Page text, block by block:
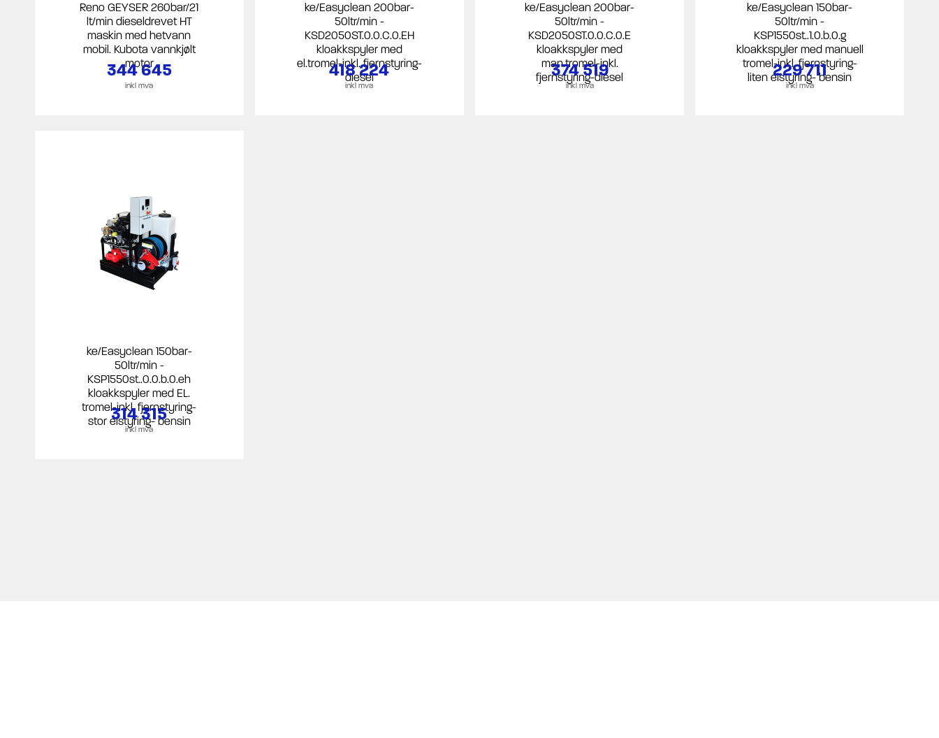
Reno GEYSER 260bar/21
lt/min dieseldrevet HT
maskin med hetvann
mobil. Kubota vannkjølt
motor
344 645
inkl mva
ke/Easyclean 200bar-
50ltr/min -
KSD2050ST.0.0.C.0.EH
kloakkspyler med
el.tromel-inkl. fjernstyring-
diesel
418 224
inkl mva
ke/Easyclean 200bar-
50ltr/min -
KSD2050ST.0.0.C.0.E
kloakkspyler med
man.tromel-inkl.
fjernstyring-diesel
374 519
inkl mva
ke/Easyclean 150bar-
50ltr/min -
KSP1550st..1.0.b.0.g
kloakkspyler med manuell
tromel-inkl. fjernstyring-
liten elstyring- bensin
229 711
inkl mva
ke/Easyclean 150bar-
50ltr/min -
KSP1550st..0.0.b.0.eh
kloakkspyler med EL.
tromel-inkl. fjernstyring-
stor elstyring- bensin
314 315
inkl mva